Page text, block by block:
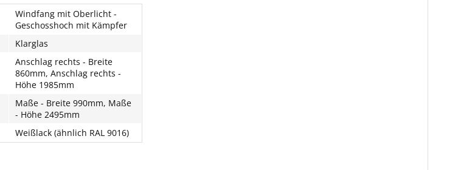
Windfang mit Oberlicht -
Geschosshoch mit Kämpfer
Klarglas
Anschlag rechts - Breite
860mm, Anschlag rechts -
Höhe 1985mm
Maße - Breite 990mm, Maße
- Höhe 2495mm
Weißlack (ähnlich RAL 9016)